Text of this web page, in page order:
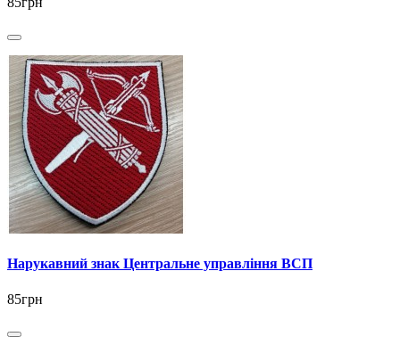
Нарукавний знак Центральне управління ВСП
85грн